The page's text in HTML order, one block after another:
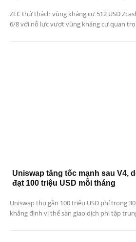
ZEC thử thách vùng kháng cự 512 USD
6/8 với nỗ lực vượt vùng kháng cự quan
Uniswap tăng tốc mạnh sau V4,
đạt 100 triệu USD mỗi tháng
Uniswap thu gần 100 triệu USD phí trong
khẳng định vị thế sàn giao dịch phi tập